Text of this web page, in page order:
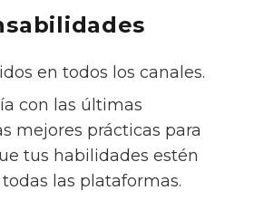
en todos los canales.
con las últimas
mejores prácticas para
tus habilidades estén
las plataformas.